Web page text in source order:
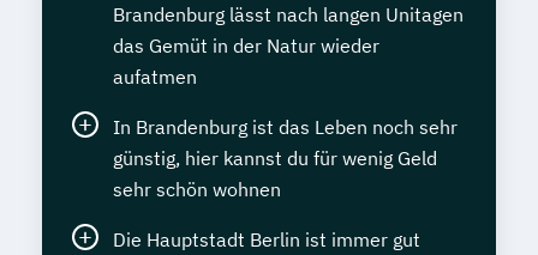
Brandenburg lässt nach langen Unitagen
das Gemüt in der Natur wieder
aufatmen
In Brandenburg ist das Leben noch sehr
günstig, hier kannst du für wenig Geld
sehr schön wohnen
Die Hauptstadt Berlin ist immer gut